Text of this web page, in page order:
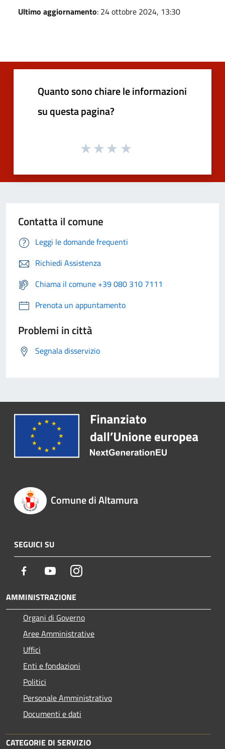
Ultimo aggiornamento: 24 ottobre 2024, 13:30
Quanto sono chiare le informazioni
su questa pagina?
Contatta il comune
Leggi le domande frequenti
Richiedi Assistenza
Chiama il comune +39 080 310 7111
Prenota un appuntamento
Problemi in città
Segnala disservizio
Comune di Altamura
SEGUICI SU
Facebook YoutubeInstagram
AMMINISTRAZIONE
Organi di Governo
Aree Amministrative
Uffici
Enti e fondazioni
Politici
Personale Amministrativo
Documenti e dati
CATEGORIE DI SERVIZIO